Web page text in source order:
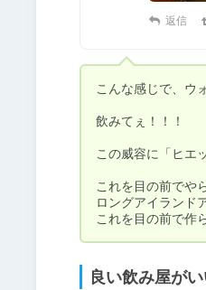
返信
こんな感じで、ウ
飲みてぇ！！！
この威容に「ヒエ
これを目の前でや
ロングアイランド
これを目の前で作
良い飲み屋が